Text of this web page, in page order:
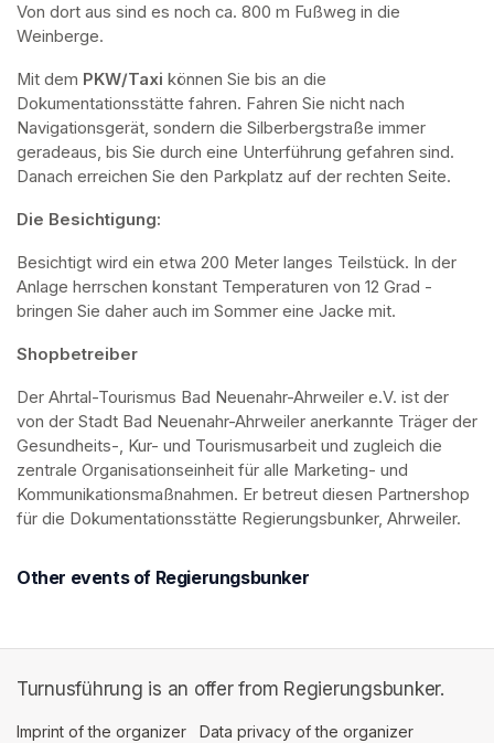
Von dort aus sind es noch ca. 800 m Fußweg in die
Weinberge.
Mit dem PKW/Taxi können Sie bis an die
Dokumentationsstätte fahren. Fahren Sie nicht nach
Navigationsgerät, sondern die Silberbergstraße immer
geradeaus, bis Sie durch eine Unterführung gefahren sind.
Danach erreichen Sie den Parkplatz auf der rechten Seite.
Die Besichtigung:
Besichtigt wird ein etwa 200 Meter langes Teilstück. In der
Anlage herrschen konstant Temperaturen von 12 Grad -
bringen Sie daher auch im Sommer eine Jacke mit.
Shopbetreiber
Der Ahrtal-Tourismus Bad Neuenahr-Ahrweiler e.V. ist der
von der Stadt Bad Neuenahr-Ahrweiler anerkannte Träger der
Gesundheits-, Kur- und Tourismusarbeit und zugleich die
zentrale Organisationseinheit für alle Marketing- und
Kommunikationsmaßnahmen. Er betreut diesen Partnershop
für die Dokumentationsstätte Regierungsbunker, Ahrweiler.
Other events of Regierungsbunker
Turnusführung is an offer from Regierungsbunker.
Imprint of the organizer (opens in a new tab)
Data privacy of the organizer